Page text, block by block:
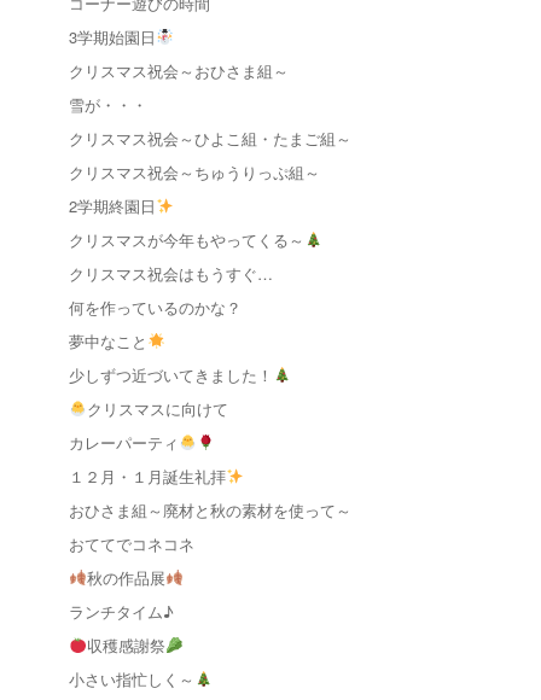
3学期始園日
クリスマス祝会～おひさま組～
雪が・・・
クリスマス祝会～ひよこ組・たまご組～
クリスマス祝会～ちゅうりっぷ組～
2学期終園日
クリスマスが今年もやってくる～
クリスマス祝会はもうすぐ…
何を作っているのかな？
夢中なこと
少しずつ近づいてきました！
クリスマスに向けて
カレーパーティ
１２月・１月誕生礼拝
おひさま組～廃材と秋の素材を使って～
おててでコネコネ
秋の作品展
ランチタイム♪
収穫感謝祭
小さい指忙しく～